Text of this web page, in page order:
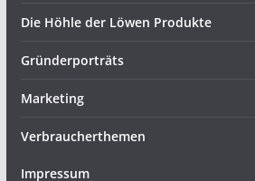
Die Höhle der Löwen Produkte
Gründerporträts
Marketing
Verbraucherthemen
Impressum